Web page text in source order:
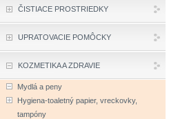
ČISTIACE PROSTRIEDKY
UPRATOVACIE POMÔCKY
KOZMETIKA A ZDRAVIE
Mydlá a peny
Hygiena-toaletný papier, vreckovky,
tampóny